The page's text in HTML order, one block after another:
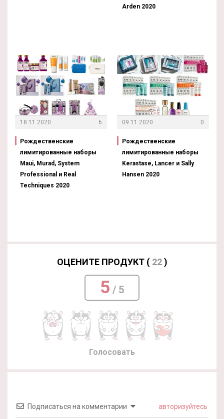
18.11.2020 6
Рождественские
лимитированные наборы
Maui, Murad, System
Professional и Real
Techniques 2020
Arden 2020
09.11.2020 0
Рождественские
лимитированные наборы
Kerastase, Lancer и Sally
Hansen 2020
ОЦЕНИТЕ ПРОДУКТ ( 22)
5 / 5
Голосовать
Подписаться на комментарии авторизуйтесь